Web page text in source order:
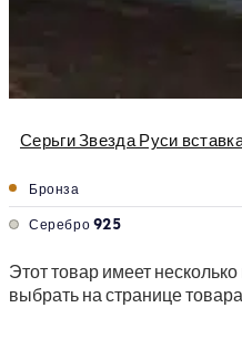
Серьги Звезда Руси
Бронза
Серебро 925
Этот товар имеет
выбрать на странице